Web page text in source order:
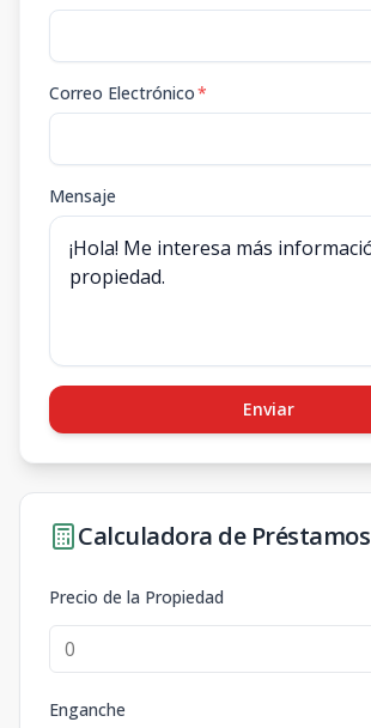
Correo Electrónico*
Mensaje
Enviar
Calculadora de Préstamos
Precio de la Propiedad
Enganche